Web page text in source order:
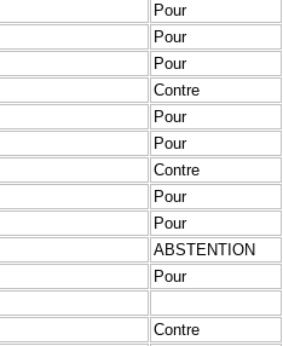
Pour
Pour
Pour
Contre
Pour
Pour
Contre
Pour
Pour
ABSTENTION
Pour
Contre